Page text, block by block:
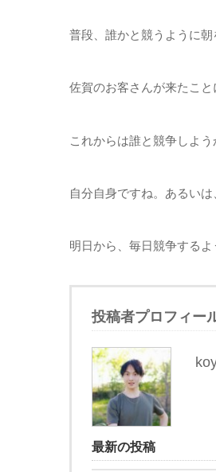
普段、誰かと競うように
佐賀のお客さんが来たこ
これからは誰と競争しよう
自分自身ですね。あるい
明日から、毎日競争する
投稿者プロフィー
最新の投稿